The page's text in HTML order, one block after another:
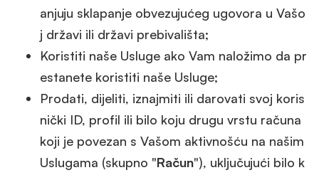
anjuju sklapanje obvezujućeg ugovora u Vašo
j državi ili državi prebivališta;
Koristiti naše Usluge ako Vam naložimo da pr
estanete koristiti naše Usluge;
Prodati, dijeliti, iznajmiti ili darovati svoj koris
nički ID, profil ili bilo koju drugu vrstu računa
koji je povezan s Vašom aktivnošću na našim
Uslugama (skupno "Račun"), uključujući bilo k